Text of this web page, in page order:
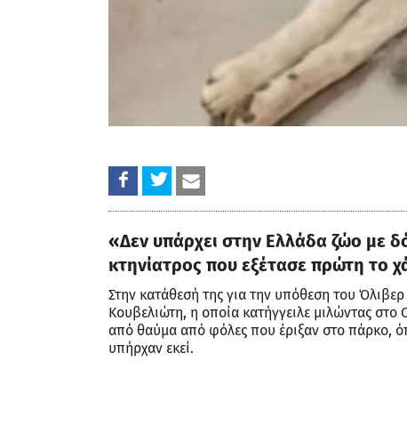
«Δεν υπάρχει στην Ελλάδα ζώο με
κτηνίατρος που εξέτασε πρώτη το
Στην κατάθεσή της για την υπόθεση του
Κουβελιώτη, η οποία κατήγγειλε μιλώντας στο
από θαύμα από φόλες που έριξαν στο πάρκο,
υπήρχαν εκεί.